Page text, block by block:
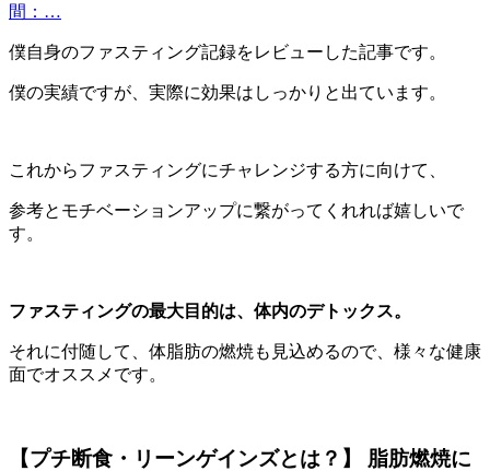
間：…
僕自身のファスティング記録をレビューした記事です。
僕の実績ですが、実際に効果はしっかりと出ています。
これからファスティングにチャレンジする方に向けて、
参考とモチベーションアップに繋がってくれれば嬉しいで
す。
ファスティングの最大目的は、体内のデトックス。
それに付随して、体脂肪の燃焼も見込めるので、様々な健康
面でオススメです。
【プチ断食・リーンゲインズとは？】 脂肪燃焼に